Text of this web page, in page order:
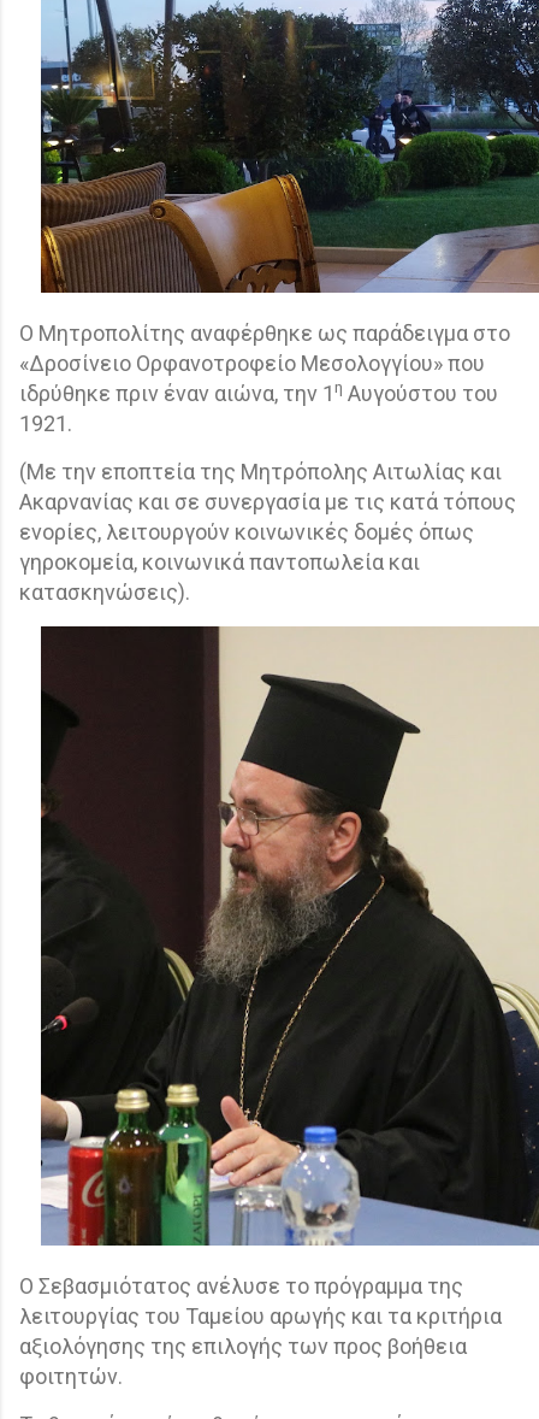
Ο Μητροπολίτης αναφέρθηκε ως παράδειγμα στο
«Δροσίνειο Ορφανοτροφείο Μεσολογγίου» που
ιδρύθηκε πριν έναν αιώνα, την 1η Αυγούστου του
1921.
(Με την εποπτεία της Μητρόπολης Αιτωλίας και
Ακαρνανίας και σε συνεργασία με τις κατά τόπους
ενορίες, λειτουργούν κοινωνικές δομές όπως
γηροκομεία, κοινωνικά παντοπωλεία και
κατασκηνώσεις).
Ο Σεβασμιότατος ανέλυσε το πρόγραμμα της
λειτουργίας του Ταμείου αρωγής και τα κριτήρια
αξιολόγησης της επιλογής των προς βοήθεια
φοιτητών.